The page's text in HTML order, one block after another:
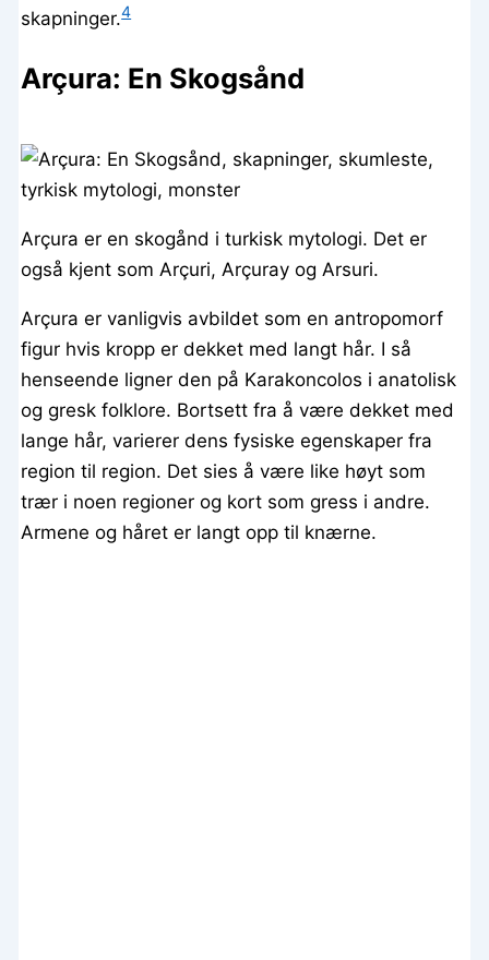
skapninger.4
Arçura: En Skogsånd
Arçura er en skogånd i turkisk mytologi. Det er
også kjent som Arçuri, Arçuray og Arsuri.
Arçura er vanligvis avbildet som en antropomorf
figur hvis kropp er dekket med langt hår. I så
henseende ligner den på Karakoncolos i anatolisk
og gresk folklore. Bortsett fra å være dekket med
lange hår, varierer dens fysiske egenskaper fra
region til region. Det sies å være like høyt som
trær i noen regioner og kort som gress i andre.
Armene og håret er langt opp til knærne.